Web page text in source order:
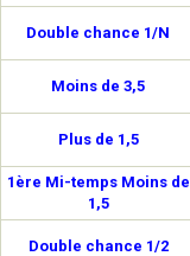
Double chance 1/N
Moins de 3,5
Plus de 1,5
1ère Mi-temps Moins de
1,5
Double chance 1/2